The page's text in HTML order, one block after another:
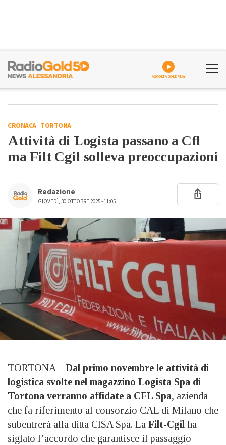
ASCOLTA GOLDPLAY
CRONACA-TORTONA
Attività di Logista passano a Cfl
ma Filt Cgil solleva preoccupazioni
Redazione
GIOVEDÌ, 30 OTTOBRE 2025 - 11:05
TORTONA – Dal primo novembre le attività di
logistica svolte nel magazzino Logista Spa di
Tortona verranno affidate a CFL Spa, azienda
che fa riferimento al consorzio CAL di Milano che
subentrerà alla ditta CISA Spa. La Filt-Cgil ha
siglato l’accordo che garantisce il passaggio